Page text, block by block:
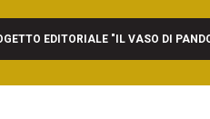
EDITORIALE "IL VASO DI